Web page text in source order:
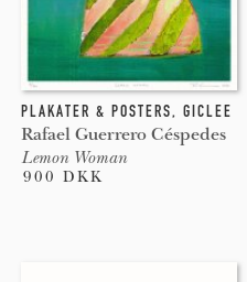
PLAKATER & POSTERS, GICLEE
Rafael Guerrero Céspedes
Lemon Woman
900 DKK